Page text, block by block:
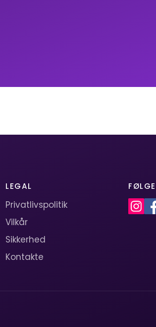
LEGAL
Privatlivspolitik
Vilkår
Sikkerhed
Kontakte
FØLGE